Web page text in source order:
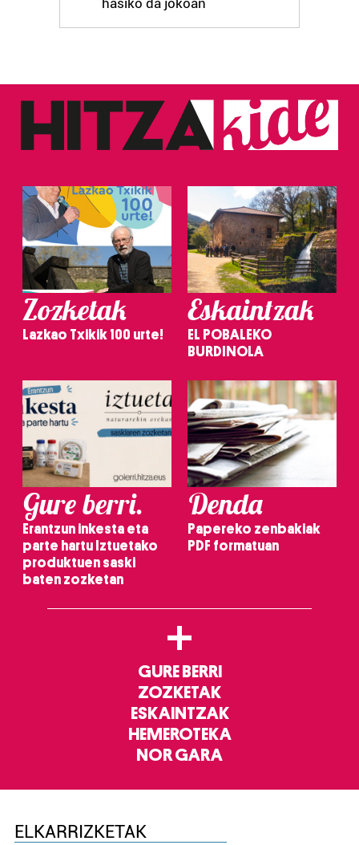
Zozketak
Lazkao Txikik 100 urte!
Eskaintzak
EL POBALEKO
BURDINOLA
Gure berri.
Erantzun inkesta eta
parte hartu Iztuetako
produktuen saski
baten zozketan
Denda
Papereko zenbakiak
PDF formatuan
+
GURE BERRI
ZOZKETAK
ESKAINTZAK
HEMEROTEKA
NOR GARA
ELKARRIZKETAK